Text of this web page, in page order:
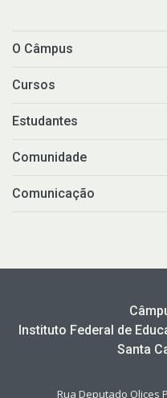
O Câmpus
Cursos
Estudantes
Comunidade
Comunicação
Instituto Federal de
Santa
Rua Deputado Olices